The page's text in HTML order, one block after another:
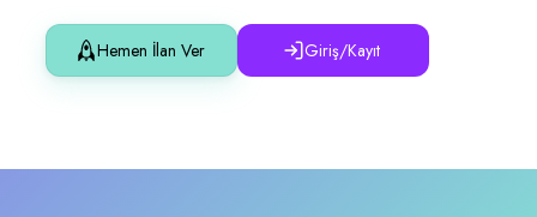
Hemen İlan Ver Giriş/Kayıt